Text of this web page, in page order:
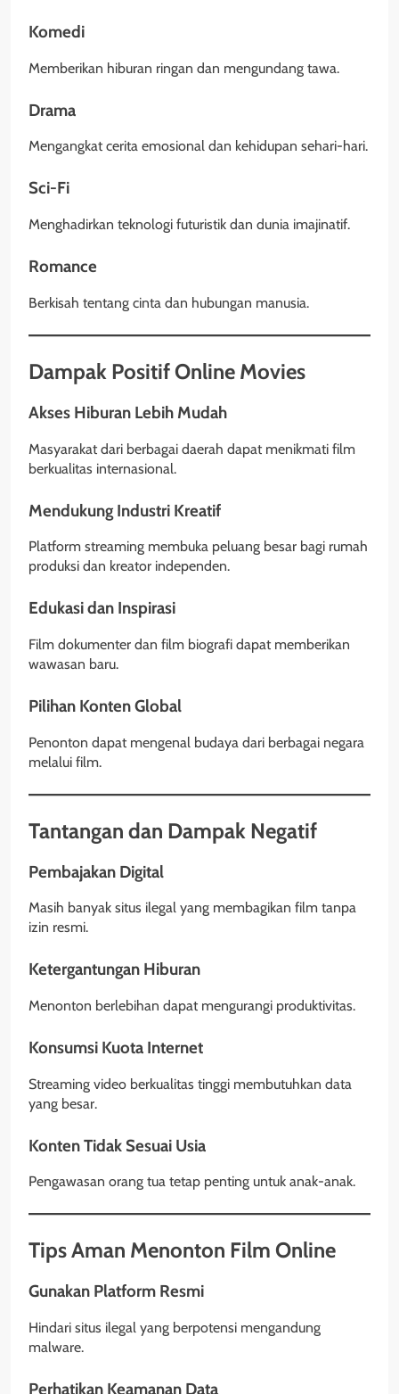
Komedi
Memberikan hiburan ringan dan mengundang tawa.
Drama
Mengangkat cerita emosional dan kehidupan sehari-hari.
Sci-Fi
Menghadirkan teknologi futuristik dan dunia imajinatif.
Romance
Berkisah tentang cinta dan hubungan manusia.
Dampak Positif Online Movies
Akses Hiburan Lebih Mudah
Masyarakat dari berbagai daerah dapat menikmati film
berkualitas internasional.
Mendukung Industri Kreatif
Platform streaming membuka peluang besar bagi rumah
produksi dan kreator independen.
Edukasi dan Inspirasi
Film dokumenter dan film biografi dapat memberikan
wawasan baru.
Pilihan Konten Global
Penonton dapat mengenal budaya dari berbagai negara
melalui film.
Tantangan dan Dampak Negatif
Pembajakan Digital
Masih banyak situs ilegal yang membagikan film tanpa
izin resmi.
Ketergantungan Hiburan
Menonton berlebihan dapat mengurangi produktivitas.
Konsumsi Kuota Internet
Streaming video berkualitas tinggi membutuhkan data
yang besar.
Konten Tidak Sesuai Usia
Pengawasan orang tua tetap penting untuk anak-anak.
Tips Aman Menonton Film Online
Gunakan Platform Resmi
Hindari situs ilegal yang berpotensi mengandung
malware.
Perhatikan Keamanan Data